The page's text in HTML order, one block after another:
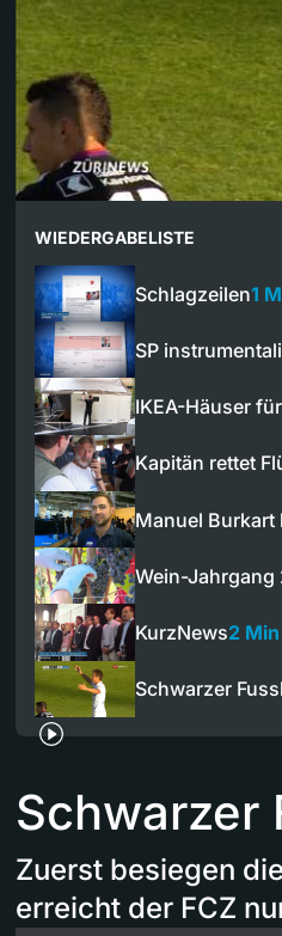
WIEDERGABELISTE
Schlagzeilen1
SP
IKEA-Häuser
Kapitän rettet
Manuel Burkart
Wein-Jahrgang
KurzNews2 Min
Schwarzer
Schwarzer
Zuerst besiegen
erreicht der FCZ